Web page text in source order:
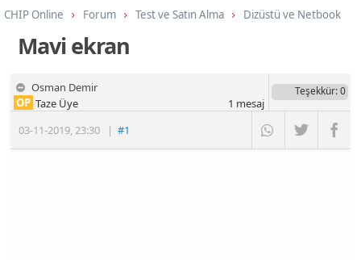
CHIP Online Forum Test ve Satın Alma Dizüstü ve Netbook
Mavi ekran
Osman Demir
03-11-2019,23:30 |#1
OP Taze Üye
Teşekkür: 0
1 mesaj